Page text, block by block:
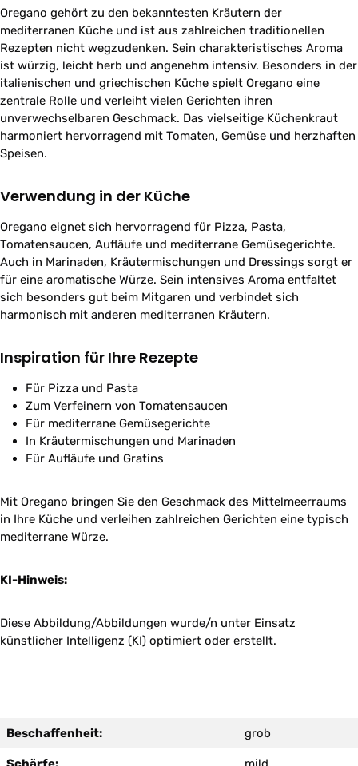
Oregano gehört zu den bekanntesten Kräutern der
mediterranen Küche und ist aus zahlreichen traditionellen
Rezepten nicht wegzudenken. Sein charakteristisches Aroma
ist würzig, leicht herb und angenehm intensiv. Besonders in der
italienischen und griechischen Küche spielt Oregano eine
zentrale Rolle und verleiht vielen Gerichten ihren
unverwechselbaren Geschmack. Das vielseitige Küchenkraut
harmoniert hervorragend mit Tomaten, Gemüse und herzhaften
Speisen.
Verwendung in der Küche
Oregano eignet sich hervorragend für Pizza, Pasta,
Tomatensaucen, Aufläufe und mediterrane Gemüsegerichte.
Auch in Marinaden, Kräutermischungen und Dressings sorgt er
für eine aromatische Würze. Sein intensives Aroma entfaltet
sich besonders gut beim Mitgaren und verbindet sich
harmonisch mit anderen mediterranen Kräutern.
Inspiration für Ihre Rezepte
Für Pizza und Pasta
Zum Verfeinern von Tomatensaucen
Für mediterrane Gemüsegerichte
In Kräutermischungen und Marinaden
Für Aufläufe und Gratins
Mit Oregano bringen Sie den Geschmack des Mittelmeerraums
in Ihre Küche und verleihen zahlreichen Gerichten eine typisch
mediterrane Würze.
KI-Hinweis:
Diese Abbildung/Abbildungen wurde/n unter Einsatz
künstlicher Intelligenz (KI) optimiert oder erstellt.
Beschaffenheit: grob